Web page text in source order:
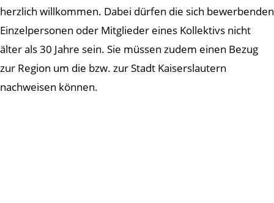
herzlich willkommen. Dabei dürfen die sich bewerbenden
Einzelpersonen oder Mitglieder eines Kollektivs nicht
älter als 30 Jahre sein. Sie müssen zudem einen Bezug
zur Region um die bzw. zur Stadt Kaiserslautern
nachweisen können.